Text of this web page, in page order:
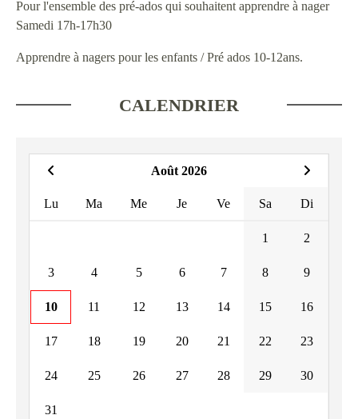
Pour l'ensemble des pré-ados qui souhaitent apprendre à nager
Samedi 17h-17h30
Apprendre à nagers pour les enfants / Pré ados 10-12ans.
CALENDRIER
Août 2026
Lu Ma Me Je Ve Sa Di
1 2
3 4 5 6 7 8 9
10 11 12 13 14 15 16
17 18 19 20 21 22 23
24 25 26 27 28 29 30
31